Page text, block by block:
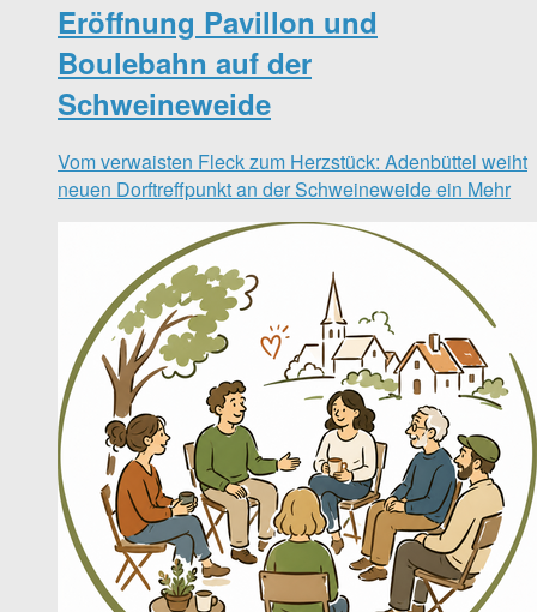
Eröffnung Pavillon und
Boulebahn auf der
Schweineweide
Vom verwaisten Fleck zum Herzstück: Adenbüttel weiht
neuen Dorftreffpunkt an der Schweineweide ein Mehr